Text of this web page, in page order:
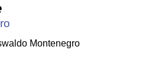
Montenegro